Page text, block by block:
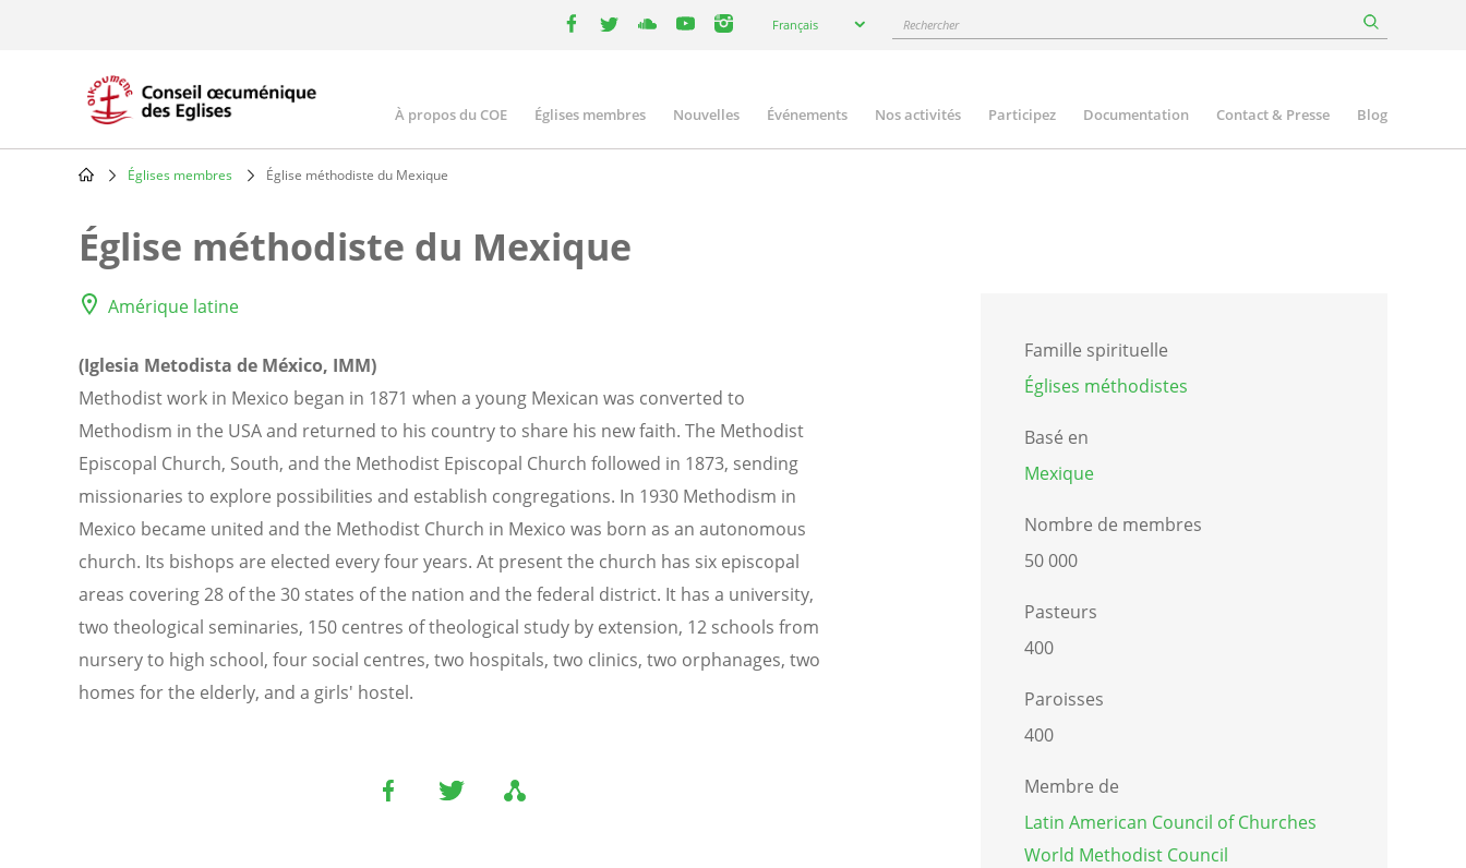
your
Français Rechercher
Main
navigation
À propos du COE Églises membres Nouvelles Événements Nos activités Participez Documentation Contact & Presse Blog
Églises membres Église méthodiste du Mexique
Église méthodiste du Mexique
Amérique latine
(Iglesia Metodista de México, IMM)
Methodist work in Mexico began in 1871 when a young Mexican was converted to
Methodism in the USA and returned to his country to share his new faith. The Methodist
Episcopal Church, South, and the Methodist Episcopal Church followed in 1873, sending
missionaries to explore possibilities and establish congregations. In 1930 Methodism in
Mexico became united and the Methodist Church in Mexico was born as an autonomous
church. Its bishops are elected every four years. At present the church has six episcopal
areas covering 28 of the 30 states of the nation and the federal district. It has a university,
two theological seminaries, 150 centres of theological study by extension, 12 schools from
nursery to high school, four social centres, two hospitals, two clinics, two orphanages, two
homes for the elderly, and a girls' hostel.
Famille spirituelle
Églises méthodistes
Basé en
Mexique
Nombre de membres
50 000
Pasteurs
400
Paroisses
400
Membre de
Latin American Council of Churches
World Methodist Council